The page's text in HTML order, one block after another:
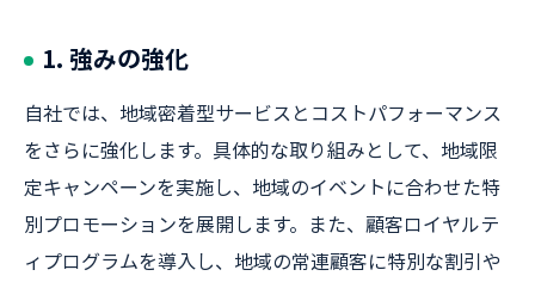
1. 強みの強化
自社では、地域密着型サービスとコストパフォーマンス
をさらに強化します。具体的な取り組みとして、地域限
定キャンペーンを実施し、地域のイベントに合わせた特
別プロモーションを展開します。また、顧客ロイヤルテ
ィプログラムを導入し、地域の常連顧客に特別な割引や